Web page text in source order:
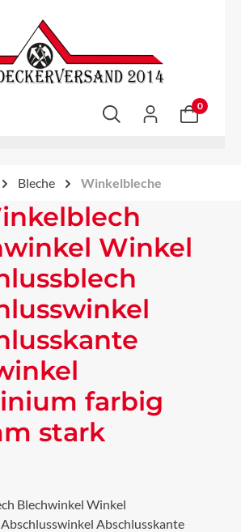
0
Bleche Winkelbleche
Winkel
farbig
stark